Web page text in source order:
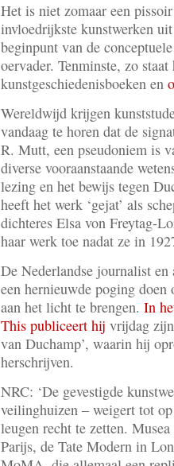
Het is niet zomaar een
invloedrijkste kunstwerken
beginpunt van de
oervader. Tenminste, zo
kunstgeschiedenisboeken en
Wereldwijd krijgen
vandaag te horen dat de
R. Mutt, een pseudoniem is
diverse vooraanstaande
lezing en het bewijs tegen
heeft het werk ‘gejat’ als
dichteres Elsa von Freytag-
haar werk toe nadat ze in
De Nederlandse journalist
een hernieuwde poging
aan het licht te brengen. In
This publiceert hij vrijdag
van Duchamp’, waarin hij
herschrijven.
NRC: ‘De gevestigde
veilinghuizen – weigert tot
leugen recht te zetten.
Parijs, de Tate Modern in